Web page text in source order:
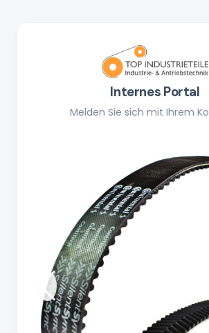
Internes Portal
Melden Sie sich mit Ihrem